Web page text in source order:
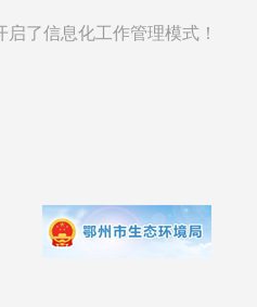
了信息化工作管理模式！